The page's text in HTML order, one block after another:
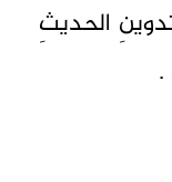
الحديثِ
.